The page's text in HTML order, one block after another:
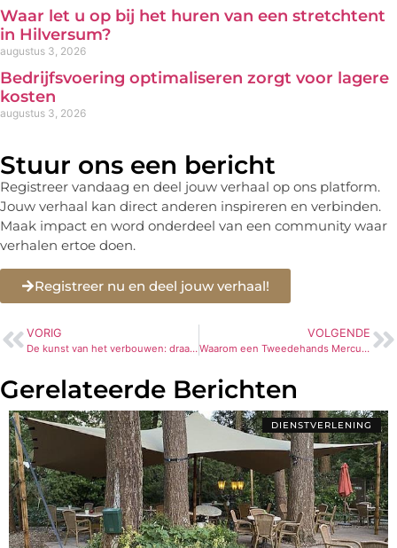
Waar let u op bij het huren van een stretchtent
in Hilversum?
augustus 3, 2026
Bedrijfsvoering optimaliseren zorgt voor lagere
kosten
augustus 3, 2026
Stuur ons een bericht
Registreer vandaag en deel jouw verhaal op ons platform.
Jouw verhaal kan direct anderen inspireren en verbinden.
Maak impact en word onderdeel van een community waar
verhalen ertoe doen.
Registreer nu en deel jouw verhaal!
VORIG
De kunst van het verbouwen: draagmuren ontcijferd
VOLGENDE
Waarom een Tweedehands Mercury Buitenboordmotor een Slimme Keuze is
Gerelateerde Berichten
DIENSTVERLENING